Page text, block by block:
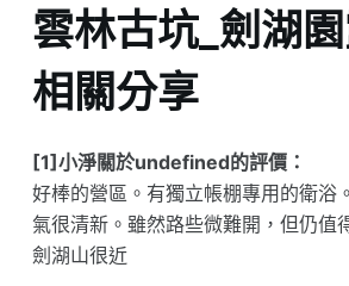
雲林古坑_劍湖
相關分享
[1]小淨關於undefined的評價：
好棒的營區。有獨立帳棚專用的衛浴
氣很清新。雖然路些微難開，但仍
劍湖山很近